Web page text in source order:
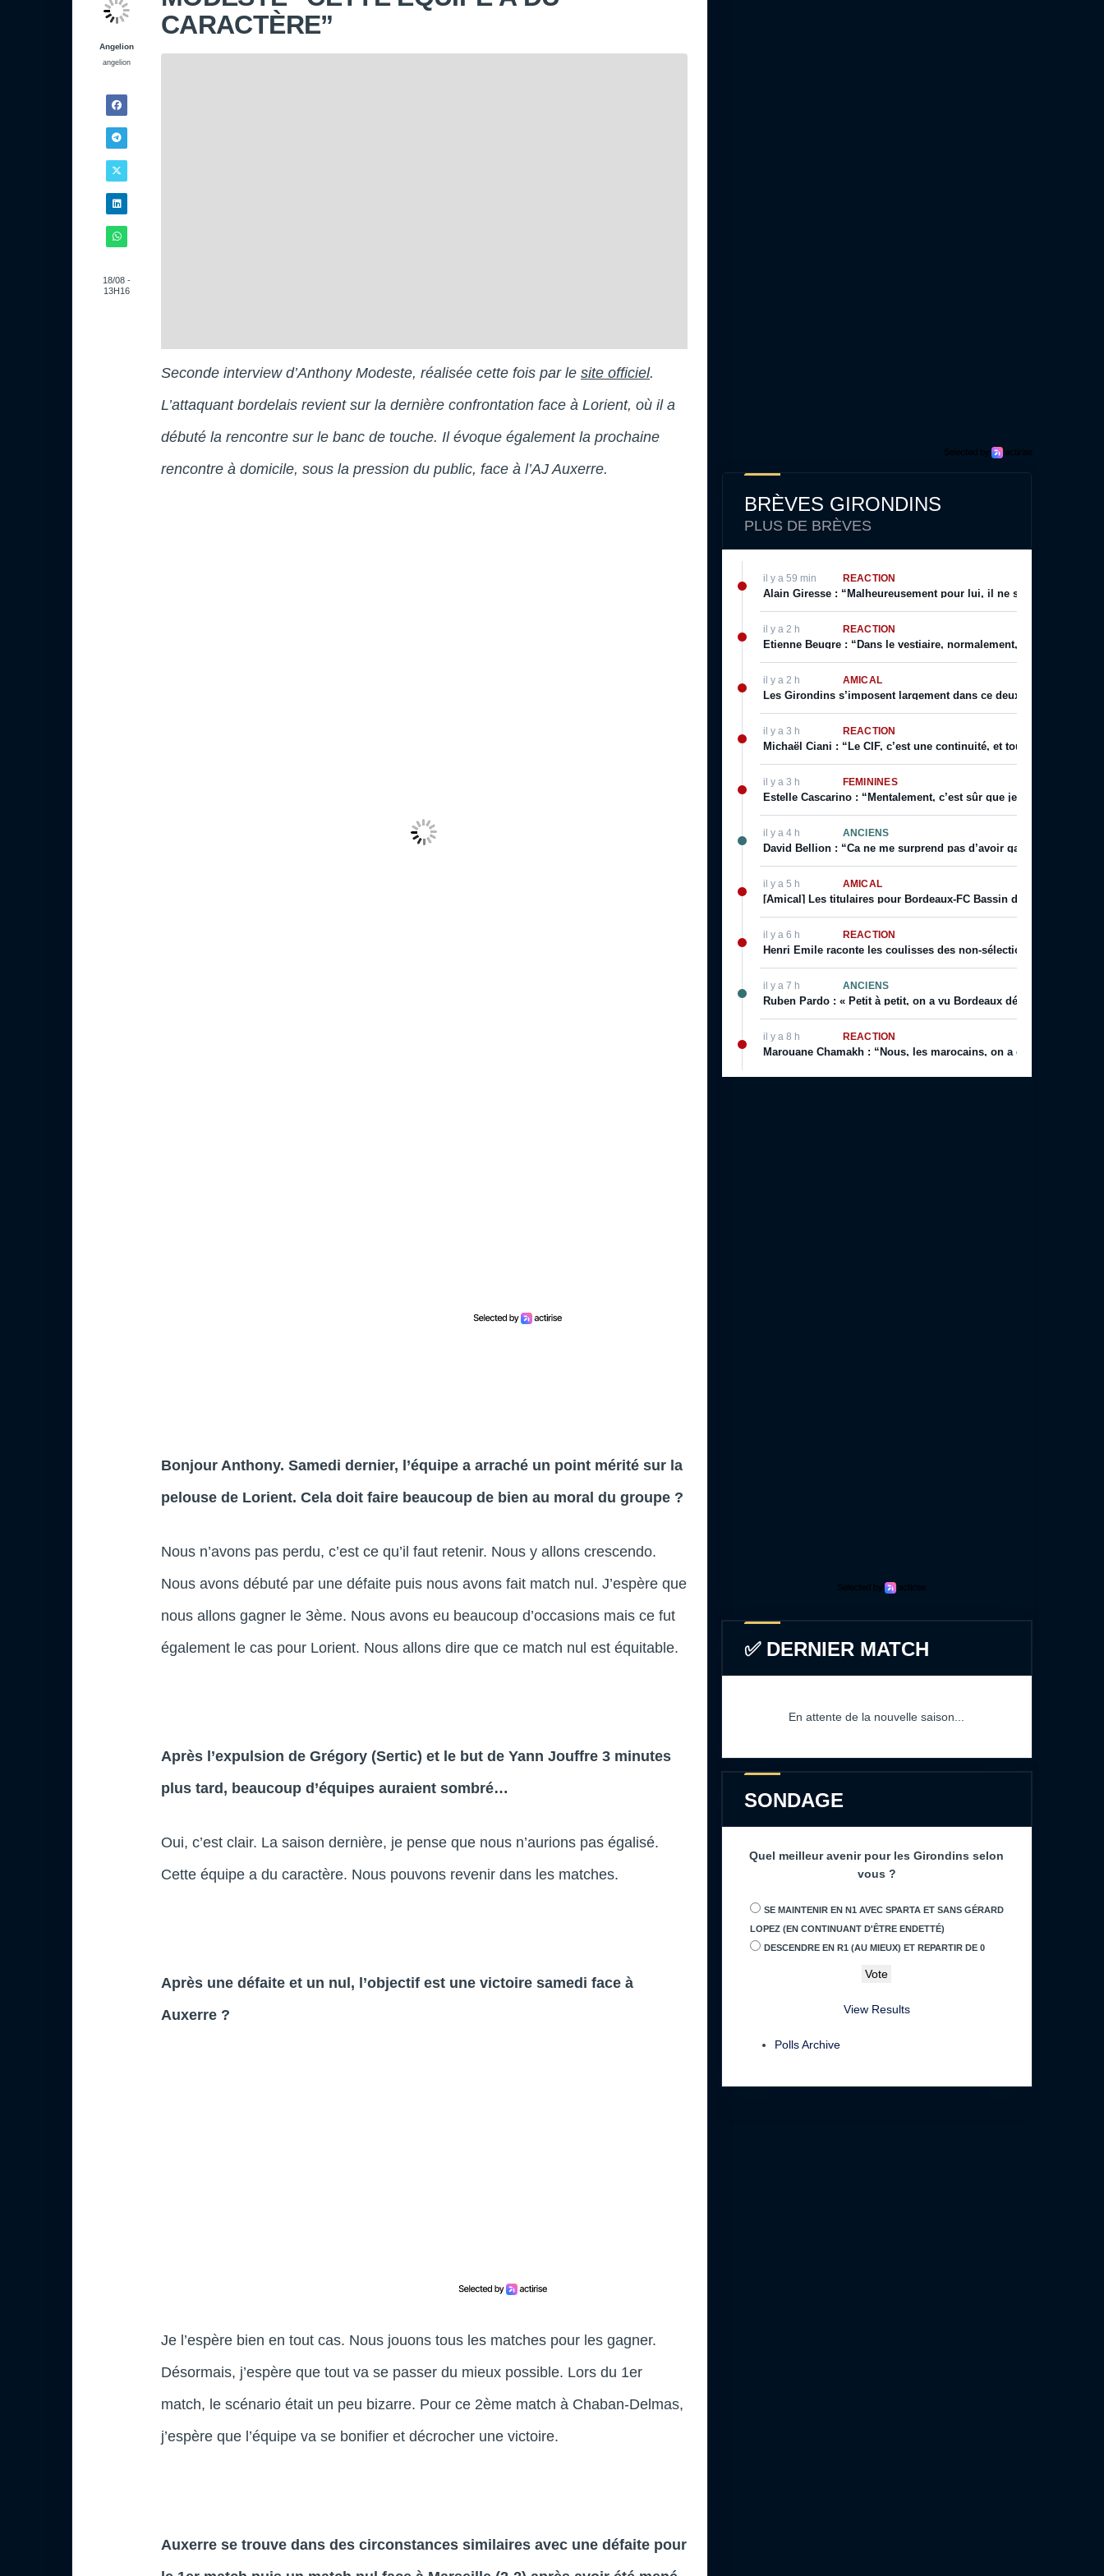
Angelion
angelion
18/08 -
13H16
CARACTÈRE”
Seconde interview d’Anthony Modeste, réalisée cette fois par le site officiel.
L’attaquant bordelais revient sur la dernière confrontation face à Lorient, où il a
débuté la rencontre sur le banc de touche. Il évoque également la prochaine
rencontre à domicile, sous la pression du public, face à l’AJ Auxerre.
Bonjour Anthony. Samedi dernier, l’équipe a arraché un point mérité sur la
pelouse de Lorient. Cela doit faire beaucoup de bien au moral du groupe ?
Nous n’avons pas perdu, c’est ce qu’il faut retenir. Nous y allons crescendo.
Nous avons débuté par une défaite puis nous avons fait match nul. J’espère que
nous allons gagner le 3ème. Nous avons eu beaucoup d’occasions mais ce fut
également le cas pour Lorient. Nous allons dire que ce match nul est équitable.
Après l’expulsion de Grégory (Sertic) et le but de Yann Jouffre 3 minutes
plus tard, beaucoup d’équipes auraient sombré…
Oui, c’est clair. La saison dernière, je pense que nous n’aurions pas égalisé.
Cette équipe a du caractère. Nous pouvons revenir dans les matches.
Après une défaite et un nul, l’objectif est une victoire samedi face à
Auxerre ?
Je l’espère bien en tout cas. Nous jouons tous les matches pour les gagner.
Désormais, j’espère que tout va se passer du mieux possible. Lors du 1er
match, le scénario était un peu bizarre. Pour ce 2ème match à Chaban-Delmas,
j’espère que l’équipe va se bonifier et décrocher une victoire.
Auxerre se trouve dans des circonstances similaires avec une défaite pour
BRÈVES GIRONDINS
PLUS DE BRÈVES
il y a 59 min RÉACTION
Alain Giresse : “Malheureusement pour lui, il ne s’en est jamais
il y a 2 h RÉACTION
Etienne Beugre : “Dans le vestiaire, normalement, chaque
il y a 2 h AMICAL
Les Girondins s’imposent largement dans ce deuxième match de
il y a 3 h RÉACTION
Michaël Ciani : “Le CIF, c’est une continuité, et toujours cette
il y a 3 h FÉMININES
Estelle Cascarino : “Mentalement, c’est sûr que je suis plus
il y a 4 h ANCIENS
David Bellion : “Ca ne me surprend pas d’avoir gagné des titres
il y a 5 h AMICAL
[Amical] Les titulaires pour Bordeaux-FC Bassin d’Arcachon
il y a 6 h RÉACTION
Henri Emile raconte les coulisses des non-sélections d’Eric
il y a 7 h ANCIENS
Ruben Pardo : « Petit à petit, on a vu Bordeaux dériver »
il y a 8 h RÉACTION
Marouane Chamakh : “Nous, les marocains, on a quelque chose
✅ DERNIER MATCH
En attente de la nouvelle saison...
SONDAGE
Quel meilleur avenir pour les Girondins selon
vous ?
SE MAINTENIR EN N1 AVEC SPARTA ET SANS GÉRARD
LOPEZ (EN CONTINUANT D'ÊTRE ENDETTÉ)
DESCENDRE EN R1 (AU MIEUX) ET REPARTIR DE 0
View Results
Polls Archive